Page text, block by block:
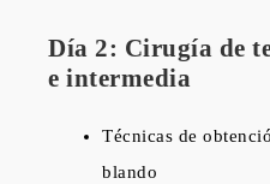
Día 2: Cirugía de
e intermedia
Técnicas de
blando